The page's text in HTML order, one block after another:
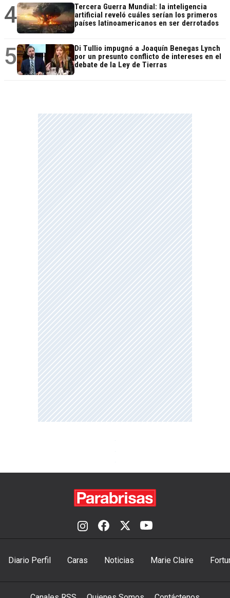
4
Tercera Guerra Mundial: la inteligencia
artificial reveló cuáles serían los primeros
países latinoamericanos en ser derrotados
5
Di Tullio impugnó a Joaquín Benegas Lynch
por un presunto conflicto de intereses en el
debate de la Ley de Tierras
Diario Perfil Caras Noticias Marie Claire